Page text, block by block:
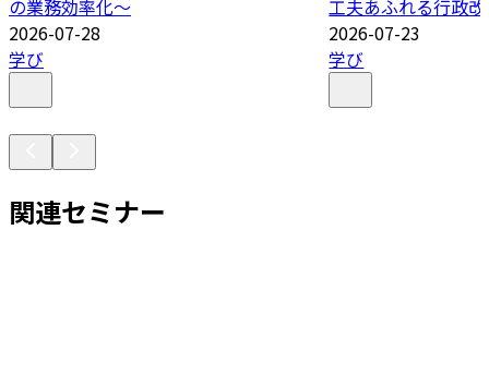
の業務効率化～
2026-07-28
学び
工夫あふれる行政
2026-07-23
学び
関連セミナー